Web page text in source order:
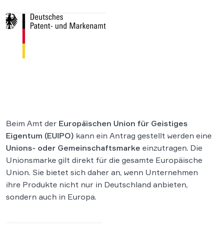
Beim Amt der Europäischen Union für Geistiges
Eigentum (EUIPO) kann ein Antrag gestellt werden eine
Unions- oder Gemeinschaftsmarke einzutragen. Die
Unionsmarke gilt direkt für die gesamte Europäische
Union. Sie bietet sich daher an, wenn Unternehmen
ihre Produkte nicht nur in Deutschland anbieten,
sondern auch in Europa.